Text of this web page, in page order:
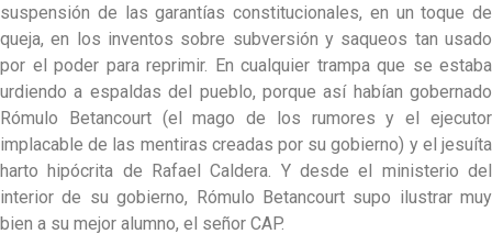
suspensión de las garantías constitucionales, en un toque de
queja, en los inventos sobre subversión y saqueos tan usado
por el poder para reprimir. En cualquier trampa que se estaba
urdiendo a espaldas del pueblo, porque así habían gobernado
Rómulo Betancourt (el mago de los rumores y el ejecutor
implacable de las mentiras creadas por su gobierno) y el jesuíta
harto hipócrita de Rafael Caldera. Y desde el ministerio del
interior de su gobierno, Rómulo Betancourt supo ilustrar muy
bien a su mejor alumno, el señor CAP.